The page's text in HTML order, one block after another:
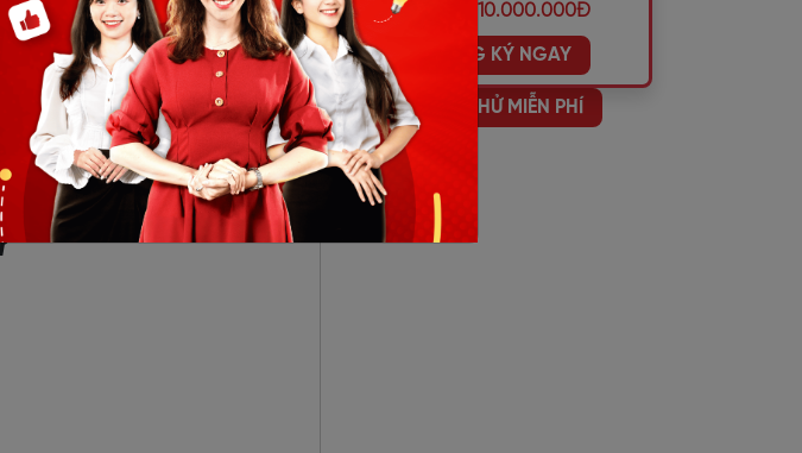
nên cần biến đổi thành một
ƯU ĐÃI 10.000.000Đ
ĐĂNG KÝ NGAY
HỌC THỬ MIỄN PHÍ